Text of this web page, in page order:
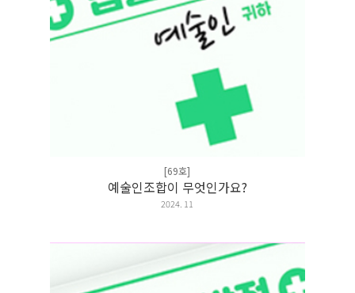
[69호]
예술인조합이 무엇인가요?
2024. 11